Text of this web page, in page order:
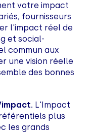
votre impact
fournisseurs
l'impact réel de
et social-
commun aux
une vision réelle
des bonnes
impact. L'Impact
plus
les grands